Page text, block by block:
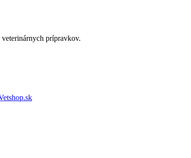
veterinárnych prípravkov.